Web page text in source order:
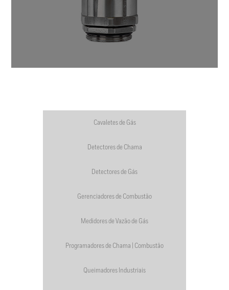
Cavaletes de Gás
Detectores de Chama
Detectores de Gás
Gerenciadores de Combustão
Medidores de Vazão de Gás
Programadores de Chama | Combustão
Queimadores Industriais